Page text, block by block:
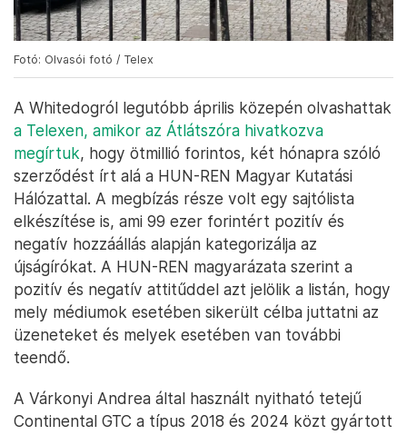
Fotó: Olvasói fotó / Telex
A Whitedogról legutóbb április közepén olvashattak
a Telexen, amikor az Átlátszóra hivatkozva
megírtuk, hogy ötmillió forintos, két hónapra szóló
szerződést írt alá a HUN-REN Magyar Kutatási
Hálózattal. A megbízás része volt egy sajtólista
elkészítése is, ami 99 ezer forintért pozitív és
negatív hozzáállás alapján kategorizálja az
újságírókat. A HUN-REN magyarázata szerint a
pozitív és negatív attitűddel azt jelölik a listán, hogy
mely médiumok esetében sikerült célba juttatni az
üzeneteket és melyek esetében van további
teendő.
A Várkonyi Andrea által használt nyitható tetejű
Continental GTC a típus 2018 és 2024 közt gyártott